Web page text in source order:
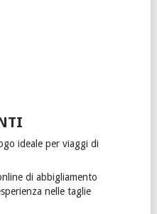
ideale per viaggi di
di abbigliamento
nelle taglie